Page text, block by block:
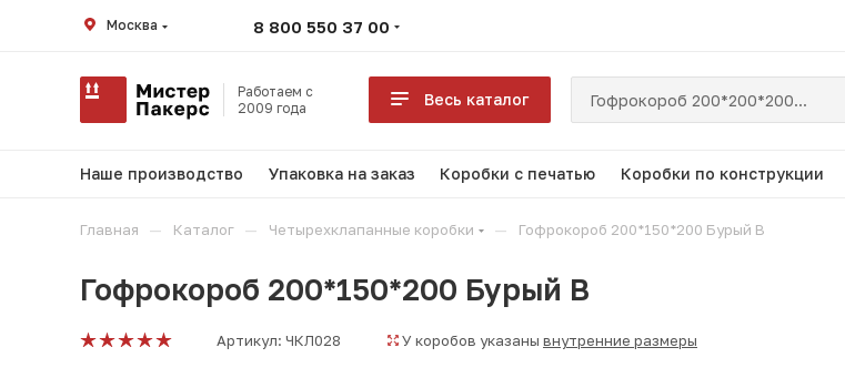
Работаем с
2009 года
Весь каталог
Наше производство Упаковка на заказ Коробки с печатью Коробки по конструкции
Москва 8 800 550 37 00
Главная — Каталог — Четырехклапанные коробки — Гофрокороб 200*150*200 Бурый В
Гофрокороб 200*150*200 Бурый В
Артикул: ЧКЛ028 У коробов указаны внутренние размеры